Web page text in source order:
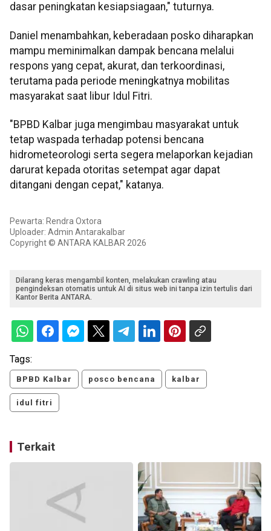
dasar peningkatan kesiapsiagaan," tuturnya.
Daniel menambahkan, keberadaan posko diharapkan
mampu meminimalkan dampak bencana melalui
respons yang cepat, akurat, dan terkoordinasi,
terutama pada periode meningkatnya mobilitas
masyarakat saat libur Idul Fitri.
"BPBD Kalbar juga mengimbau masyarakat untuk
tetap waspada terhadap potensi bencana
hidrometeorologi serta segera melaporkan kejadian
darurat kepada otoritas setempat agar dapat
ditangani dengan cepat," katanya.
Pewarta: Rendra Oxtora
Uploader: Admin Antarakalbar
Copyright © ANTARA KALBAR 2026
Dilarang keras mengambil konten, melakukan crawling atau
pengindeksan otomatis untuk AI di situs web ini tanpa izin tertulis dari
Kantor Berita ANTARA.
Tags:
BPBD Kalbar posco bencana kalbar
idul fitri
Terkait